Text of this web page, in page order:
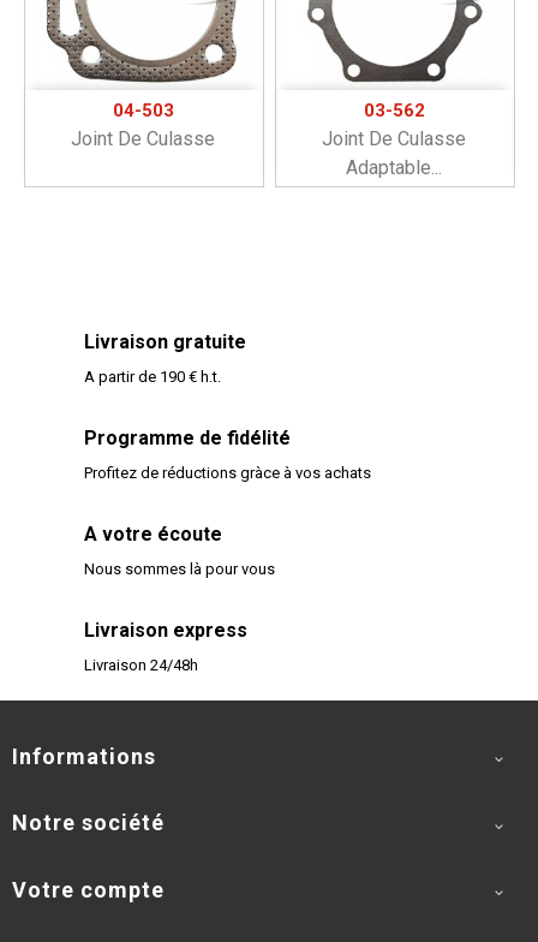
04-503
Joint De Culasse
03-562
Joint De Culasse
Adaptable...
Livraison gratuite
A partir de 190 € h.t.
Programme de fidélité
Profitez de réductions gràce à vos achats
A votre écoute
Nous sommes là pour vous
Livraison express
Livraison 24/48h
Informations 
Notre société 
Votre compte 